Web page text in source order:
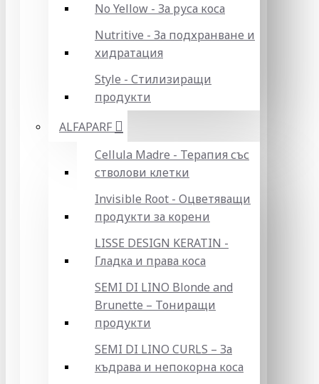
No Yellow - За руса коса
Nutritive - За подхранване и
хидратация
Style - Стилизиращи
продукти
ALFAPARF
Cellula Madre - Терапия със
стволови клетки
Invisible Root - Оцветяващи
продукти за корени
LISSE DESIGN KERATIN -
Гладка и права коса
SEMI DI LINO Blonde and
Brunette – Тониращи
продукти
SEMI DI LINO CURLS – За
къдрава и непокорна коса